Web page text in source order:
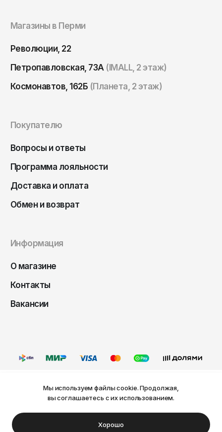
Магазины в Перми
Революции, 22
Петропавловская, 73А (IMALL, 2 этаж)
Космонавтов, 162Б (Планета, 2 этаж)
Покупателю
Вопросы и ответы
Программа лояльности
Доставка и оплата
Обмен и возврат
Информация
О магазине
Контакты
Вакансии
© FRIDAY, 2026
Оферта
Политика конфиденциальности
Тюмень
Улан-Удэ
Ханты-Мансийск
Чайковский
Чебоксары
Южно-Сахалинск
Якутск
Ярославль
Ваш город Пермь?
Мы используем файлы cookie. Продолжая,
вы соглашаетесь с их использованием.
Хорошо